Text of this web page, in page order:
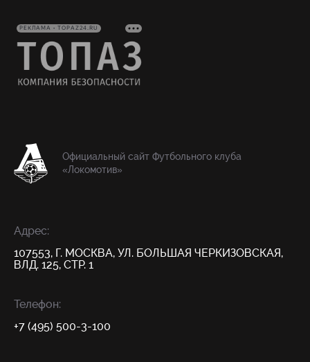
РЕКЛАМА • TOPAZ24.RU
Официальный сайт Футбольного клуба
«Локомотив»
Адрес:
107553, Г. МОСКВА, УЛ. БОЛЬШАЯ ЧЕРКИЗОВСКАЯ,
ВЛД. 125, СТР. 1
Телефон:
+7 (495) 500-3-100